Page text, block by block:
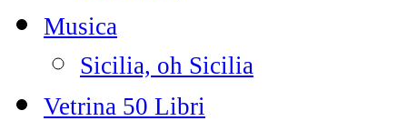
Musica
Sicilia, oh Sicilia
Vetrina 50 Libri